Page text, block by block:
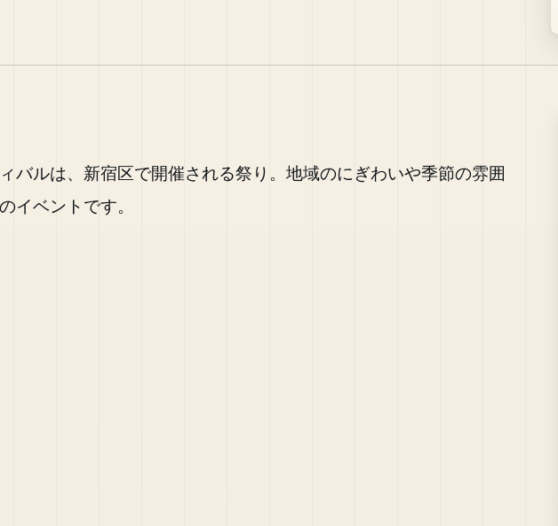
バルは、新宿区で開催される祭り。地域のにぎわいや季節の雰囲
イベントです。